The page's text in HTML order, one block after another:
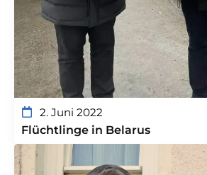
2. Juni 2022
Flüchtlinge in Belarus